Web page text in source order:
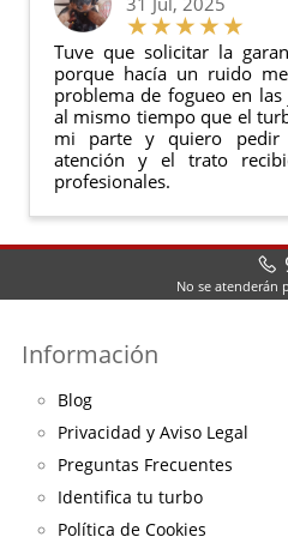
Tuve que solicitar la
porque hacía un ruido
problema de fogueo en
al mismo tiempo que el
mi parte y quiero pedir
atención y el trato
profesionales.
No se atenderán
Información
Blog
Privacidad y Aviso Legal
Preguntas Frecuentes
Identifica tu turbo
Política de Cookies